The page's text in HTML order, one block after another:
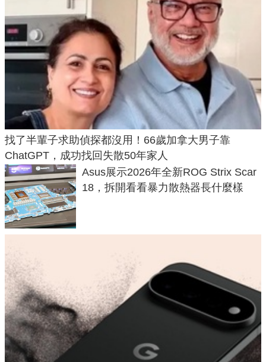
找了半輩子求助偵探都沒用！66歲加拿大男子靠
ChatGPT，成功找回失散50年家人
Asus展示2026年全新ROG Strix Scar
18，拆開看看暴力散熱器長什麼樣